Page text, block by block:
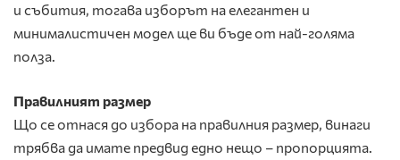
и събития, тогава изборът на елегантен и
минималистичен модел ще ви бъде от най-голяма
полза.
Правилният размер
Що се отнася до избора на правилния размер, винаги
трябва да имате предвид едно нещо – пропорцията.